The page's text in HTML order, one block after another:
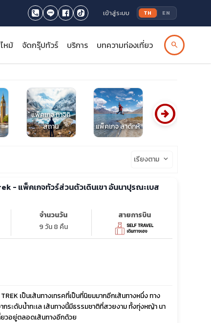
เข้าสู่ระบบ TH EN
หม้ จัดกรุ๊ปทัวร์ บริการ บทความท่องเที่ยว search
แพ็คเกจ ทาจิกิ
สถาน
แพ็คเกจ ลาดักห์ ทัวร์เนเธอร์แลนด์
arrow_circle_right
เรียงตาม keyboard_arrow_down
- แพ็คเกจทัวร์ส่วนตัวเดินเขา อันนาปุรณะเบส
จำนวนวัน
9 วัน 8 คืน
สายการบิน
เป็นเส้นทางเทรคที่เป็นที่นิยมมากอีกเส้นทางหนึ่ง ทาง
ระดับน้ำทะเล เส้นทางนี้มีธรรมชาติที่สวยงาม ทั้งทุ่งหญ้า นา
ยวอยู่ตลอดเส้นทางอีกด้วย